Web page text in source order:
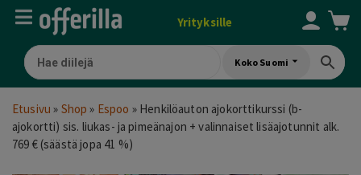
Yrityksille
Koko Suomi
Etusivu » Shop » Espoo » Henkilöauton ajokorttikurssi (b-
ajokortti) sis. liukas- ja pimeänajon + valinnaiset lisäajotunnit alk.
769 € (säästä jopa 41 %)